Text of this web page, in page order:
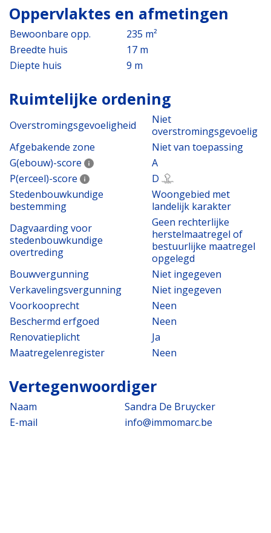
Oppervlaktes en afmetingen
Bewoonbare opp.
235 m²
Breedte huis
17 m
Diepte huis
9 m
Ruimtelijke ordening
Overstromingsgevoeligheid
Niet
overstromingsgevoelig
Afgebakende zone
Niet van toepassing
G(ebouw)-score
A
P(erceel)-score
D
Stedenbouwkundige
bestemming
Woongebied met
landelijk karakter
Dagvaarding voor
stedenbouwkundige
overtreding
Geen rechterlijke
herstelmaatregel of
bestuurlijke maatregel
opgelegd
Bouwvergunning
Niet ingegeven
Verkavelingsvergunning
Niet ingegeven
Voorkooprecht
Neen
Beschermd erfgoed
Neen
Renovatieplicht
Ja
Maatregelenregister
Neen
Vertegenwoordiger
Naam
Sandra De Bruycker
E-mail
info@immomarc.be